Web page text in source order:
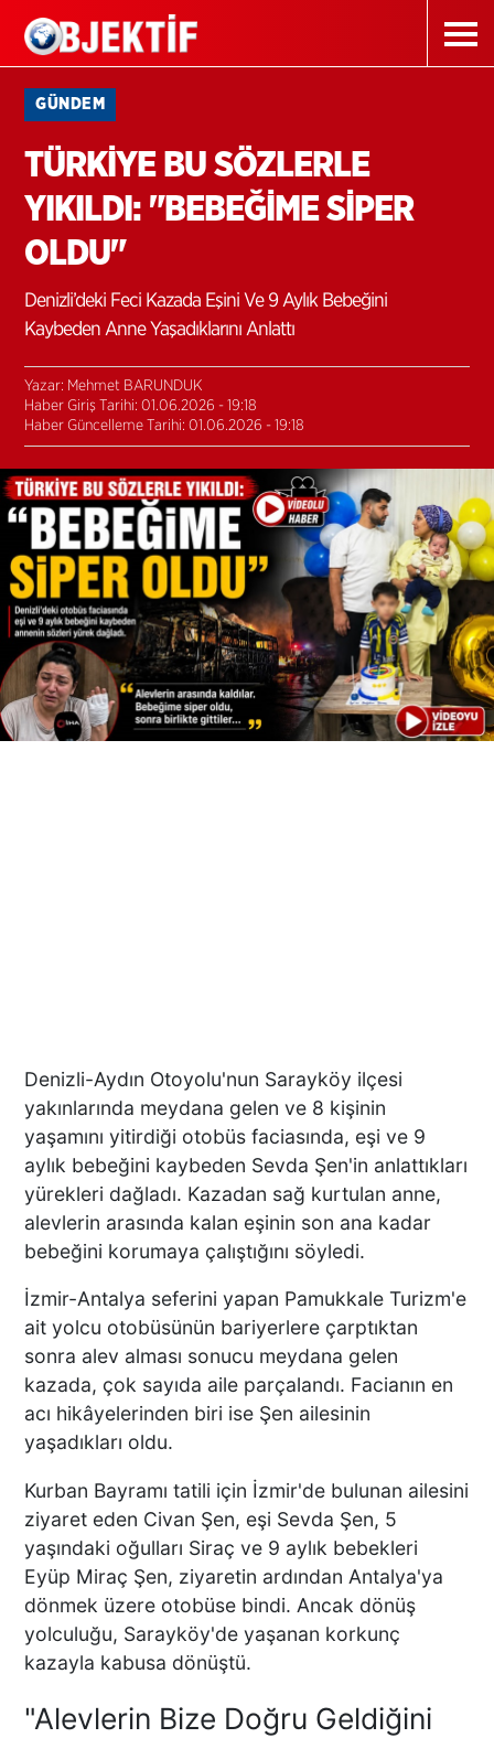
GÜNDEM
TÜRKİYE BU SÖZLERLE
YIKILDI: "BEBEĞİME SİPER
OLDU"
Denizli’deki Feci Kazada Eşini Ve 9 Aylık Bebeğini
Kaybeden Anne Yaşadıklarını Anlattı
Yazar: Mehmet BARUNDUK
Haber Giriş Tarihi: 01.06.2026 - 19:18
Haber Güncelleme Tarihi: 01.06.2026 - 19:18
Denizli-Aydın Otoyolu'nun Sarayköy ilçesi
yakınlarında meydana gelen ve 8 kişinin
yaşamını yitirdiği otobüs faciasında, eşi ve 9
aylık bebeğini kaybeden Sevda Şen'in anlattıkları
yürekleri dağladı. Kazadan sağ kurtulan anne,
alevlerin arasında kalan eşinin son ana kadar
bebeğini korumaya çalıştığını söyledi.
İzmir-Antalya seferini yapan Pamukkale Turizm'e
ait yolcu otobüsünün bariyerlere çarptıktan
sonra alev alması sonucu meydana gelen
kazada, çok sayıda aile parçalandı. Facianın en
acı hikâyelerinden biri ise Şen ailesinin
yaşadıkları oldu.
Kurban Bayramı tatili için İzmir'de bulunan ailesini
ziyaret eden Civan Şen, eşi Sevda Şen, 5
yaşındaki oğulları Siraç ve 9 aylık bebekleri
Eyüp Miraç Şen, ziyaretin ardından Antalya'ya
dönmek üzere otobüse bindi. Ancak dönüş
yolculuğu, Sarayköy'de yaşanan korkunç
kazayla kabusa dönüştü.
"Alevlerin Bize Doğru Geldiğini